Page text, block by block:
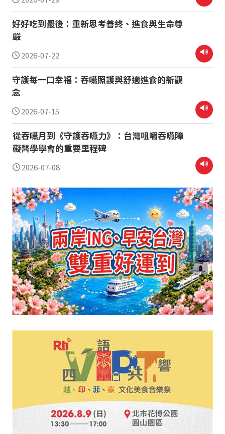
好好吃到最後：重新思考善終、進食與生命尊
嚴
2026-07-22
守護每一口幸福：吞嚥照護與舒適進食的新觀
念
2026-07-15
從吞嚥月到《守護吞嚥力》：台灣咀嚼吞嚥障
礙醫學學會的重要里程碑
2026-07-08